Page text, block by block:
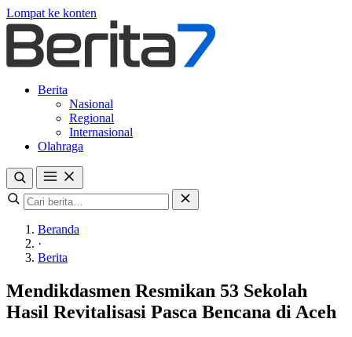
Lompat ke konten
Berita
Nasional
Regional
Internasional
Olahraga
Beranda
·
Berita
Mendikdasmen Resmikan 53 Sekolah
Hasil Revitalisasi Pasca Bencana di Aceh